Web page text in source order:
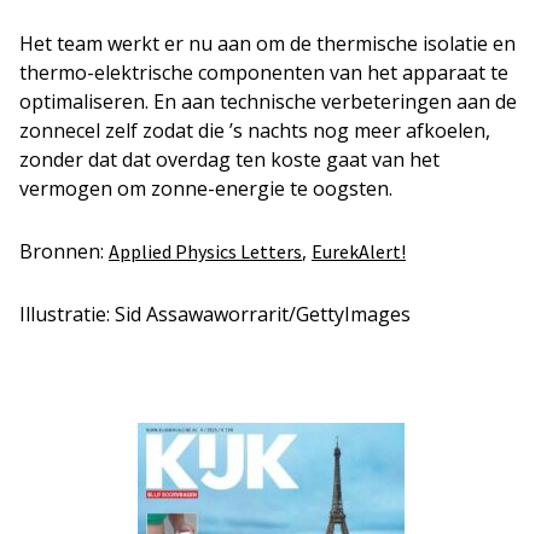
Het team werkt er nu aan om de thermische isolatie en
thermo-elektrische componenten van het apparaat te
optimaliseren. En aan technische verbeteringen aan de
zonnecel zelf zodat die ’s nachts nog meer afkoelen,
zonder dat dat overdag ten koste gaat van het
vermogen om zonne-energie te oogsten.
Bronnen: Applied Physics Letters, EurekAlert!
Illustratie: Sid Assawaworrarit/GettyImages